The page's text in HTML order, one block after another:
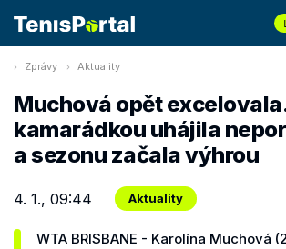
Zprávy Aktuality
Muchová opět
kamarádkou uhájila
a sezonu začala výhrou
4. 1., 09:44 Aktuality
WTA BRISBANE - Karolína Muchová